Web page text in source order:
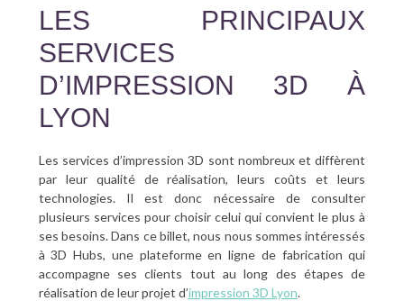
LES PRINCIPAUX
SERVICES
D’IMPRESSION 3D À
LYON
Les services d’impression 3D sont nombreux et diffèrent
par leur qualité de réalisation, leurs coûts et leurs
technologies. Il est donc nécessaire de consulter
plusieurs services pour choisir celui qui convient le plus à
ses besoins. Dans ce billet, nous nous sommes intéressés
à 3D Hubs, une plateforme en ligne de fabrication qui
accompagne ses clients tout au long des étapes de
réalisation de leur projet d’impression 3D Lyon.